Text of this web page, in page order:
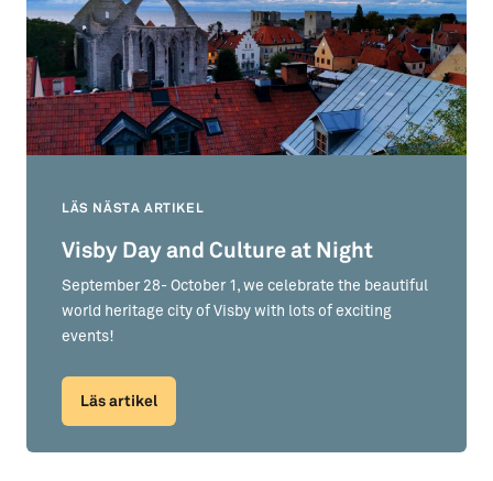
LÄS NÄSTA ARTIKEL
Visby Day and Culture at Night
September 28- October 1, we celebrate the beautiful
world heritage city of Visby with lots of exciting
events!
Läs artikel